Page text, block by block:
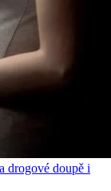
drogové doupě i